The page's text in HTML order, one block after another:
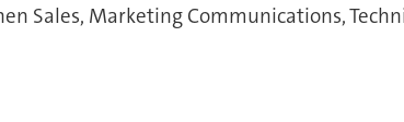
Sales, Marketing Communications,